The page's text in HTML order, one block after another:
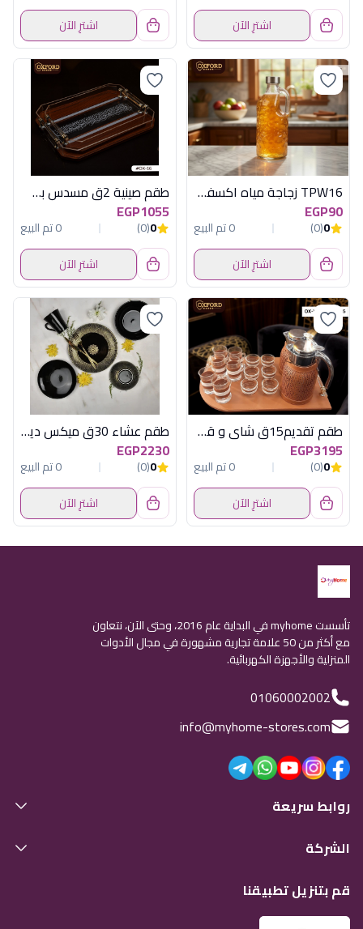
اشترِ الآن
اشترِ الآن
TPW16 زجاجة مياه اكسفورد
EGP90
0
(0)
0 تم البيع
اشترِ الآن
طقم صينية 2ق مسدس بنى فاتح اكسفورد
EGP1055
0
(0)
0 تم البيع
اشترِ الآن
طقم تقديم15ق شاى و قهوة بنى اكسفورد
EGP3195
0
(0)
0 تم البيع
اشترِ الآن
طقم عشاء 30ق ميكس ديكالة وردة اكسفورد302
EGP2230
0
(0)
0 تم البيع
اشترِ الآن
تأسست myhome في البداية عام 2016، وحتى الآن، نتعاون
مع أكثر من 50 علامة تجارية مشهورة في مجال الأدوات
المنزلية والأجهزة الكهربائية.
01060002002
info@myhome-stores.com
روابط سريعة
الشركة
قم بتنزيل تطبيقنا